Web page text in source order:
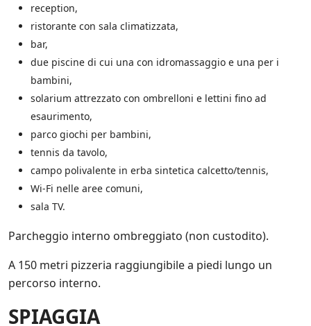
reception,
ristorante con sala climatizzata,
bar,
due piscine di cui una con idromassaggio e una per i
bambini,
solarium attrezzato con ombrelloni e lettini fino ad
esaurimento,
parco giochi per bambini,
tennis da tavolo,
campo polivalente in erba sintetica calcetto/tennis,
Wi-Fi nelle aree comuni,
sala TV.
Parcheggio interno ombreggiato (non custodito).
A 150 metri pizzeria raggiungibile a piedi lungo un
percorso interno.
SPIAGGIA